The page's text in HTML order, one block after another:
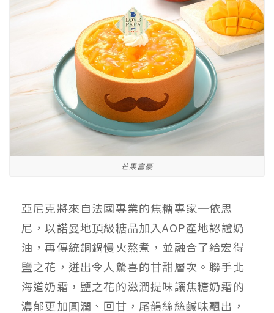
芒果富豪
亞尼克將來自法國專業的焦糖專家─依思
尼，以諾曼地頂級糖品加入AOP產地認證奶
油，再傳統銅鍋慢火熬煮，並融合了給宏得
鹽之花，迸出令人驚喜的甘甜層次。聯手北
海道奶霜，鹽之花的滋潤提味讓焦糖奶霜的
濃郁更加圓潤、回甘，尾韻絲絲鹹味飄出，